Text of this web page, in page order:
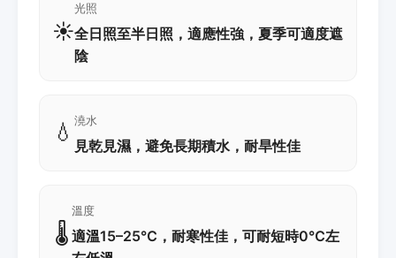
☀️
光照
全日照至半日照，適應性強，夏季可適度遮
陰
💧 澆水
見乾見濕，避免長期積水，耐旱性佳
🌡️
溫度
適溫15–25℃，耐寒性佳，可耐短時0℃左